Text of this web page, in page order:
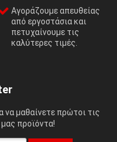
Αγοράζουμε απευθείας
από εργοστάσια και
πετυχαίνουμε τις
καλύτερες τιμές.
μαθαίνετε πρώτοι τις
προϊόντα!